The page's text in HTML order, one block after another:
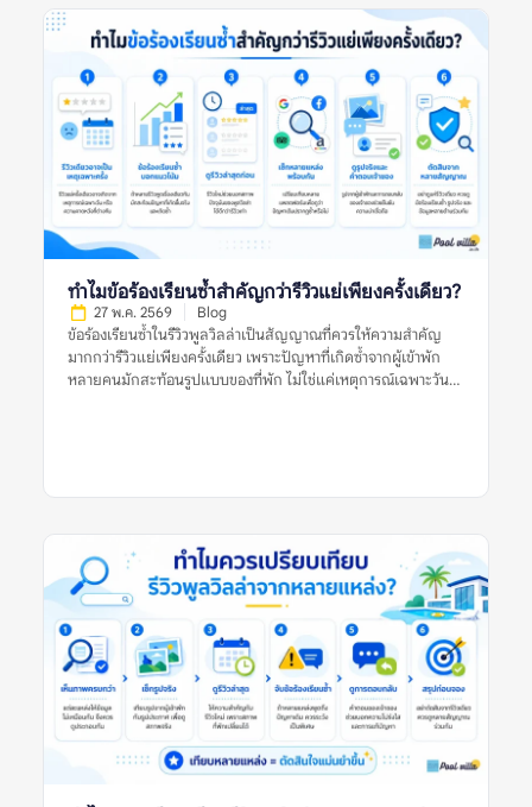
และข้อมูลจากหลายแหล่ง ก่อนตัดสินใจจองพูลวิลล่า ควรเชื่อรูป
จากผู้เข้าพักมากกว่ารูปทางการไหม หมายถึงอะไร? ควรเชื่อรูปจากผู้
เข้าพักมากกว่ารูปทางการไหม หมายถึงการพิจารณาว่ารูปประเภทใด
น่าใช้เป็นข้อมูลประกอบการตัดสินใจมากกว่า ระหว่างรูปที่เจ้าของ
ที่พักหรือแพลตฟอร์มจัดทำอย่างเป็นทางการ กับรูปที่ผู้เข้าพักจริง
ถ่ายและแนบไว้ในรีวิว รูปทางการมักถ่ายด้วยแสงดี มุมดี และจัด
พื้นที่ให้ดูพร้อมที่สุด จึงช่วยให้เห็นภาพรวมของที่พักได้ชัด เช่น
โครงสร้างบ้าน สไตล์การตกแต่ง มุมสระ พื้นที่นั่งเล่น และห้องนอน
หลัก แต่ข้อจำกัดคืออาจไม่สะท้อนสภาพปัจจุบัน หากรูปถ่ายไว้นาน
หรือถ่ายเฉพาะมุมที่ดีที่สุด ส่วนรูปจากผู้เข้าพักมักมีความเป็น
ธรรมชาติมากกว่า เห็นสภาพบ้านตอนใช้งานจริง เช่น สระหลังมีคน
เล่น ห้องน้ำที่ใช้งานจริง พื้นที่ครัว ที่จอดรถ หรือมุมที่รูปทางการไม่
ได้แสดง อย่างไรก็ตาม รูปจากผู้เข้าพักก็มีข้อจำกัดเช่นกัน เพราะ
อาจถ่ายในวันที่แสงไม่ดี มุมไม่สวย หรือสะท้อนเหตุการณ์เฉพาะวัน
ดังนั้น การเปรียบเทียบรูปทั้งสองประเภทจึงสำคัญกว่าการเลือกเชื่อ
ฝ่ายใดฝ่ายหนึ่งทั้งหมด […]
ทำไมข้อร้องเรียนซ้ำสำคัญกว่ารีวิวแย่เพียงครั้งเดียว?
27 พ.ค. 2569 Blog
ข้อร้องเรียนซ้ำในรีวิวพูลวิลล่าเป็นสัญญาณที่ควรให้ความสำคัญ
มากกว่ารีวิวแย่เพียงครั้งเดียว เพราะปัญหาที่เกิดซ้ำจากผู้เข้าพัก
หลายคนมักสะท้อนรูปแบบของที่พัก ไม่ใช่แค่เหตุการณ์เฉพาะวัน
แอร์ไม่เย็น ห้องนอนไม่ตรงรูป คืนเงินมัดจำช้า หรือมีค่าใช้จ่ายไม่
ก่อนจอง การอ่านรีวิวพูลวิลล่าอย่างรอบคอบจึงไม่ใช่การหารีวิวที่ดี
ที่สุดหรือแย่ที่สุด แต่คือการดูแนวโน้มจากหลายรีวิว หลายช่วงเวลา
และหลายแหล่งข้อมูลร่วมกัน ข้อร้องเรียนซ้ำในรีวิวพูลวิลล่าหมาย
ถึงอะไร? ข้อร้องเรียนซ้ำในรีวิวพูลวิลล่า หมายถึงปัญหาเดียวกัน
หรือปัญหาคล้ายกันที่ปรากฏในรีวิวจากผู้เข้าพักหลายคน เช่น หลาย
คนบอกว่าสระน้ำขุ่น หลายรีวิวพูดถึงห้องน้ำมีกลิ่น หรือหลายแหล่ง
ระบุว่าเจ้าของที่พักตอบช้าเมื่อเกิดปัญหา ข้อร้องเรียนซ้ำมีน้ำหนัก
มากกว่ารีวิวแย่เดี่ยว ๆ เพราะช่วยบอกว่าปัญหานั้นอาจไม่ได้เกิดขึ้น
แบบบังเอิญ แต่เป็นสิ่งที่พบได้บ่อยหรือยังไม่ได้รับการแก้ไขอย่าง
จริงจัง ตัวอย่างข้อร้องเรียนซ้ำที่ควรระวัง ได้แก่: รีวิวแย่หนึ่งรีวิวอาจ
เป็นเพียงประสบการณ์เฉพาะครั้ง แต่ข้อร้องเรียนซ้ำในรีวิวพูลวิลล่า